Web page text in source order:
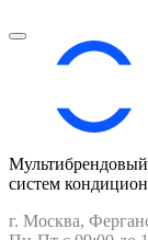
систем
г. Москва,